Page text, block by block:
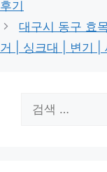
후기
대구시 동구 효
거 | 싱크대 | 변기 |
색: